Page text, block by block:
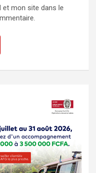
et mon site dans le